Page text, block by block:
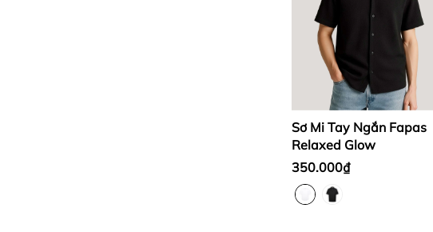
Sơ Mi Tay Ngắn Fapas
Relaxed Glow
350.000₫